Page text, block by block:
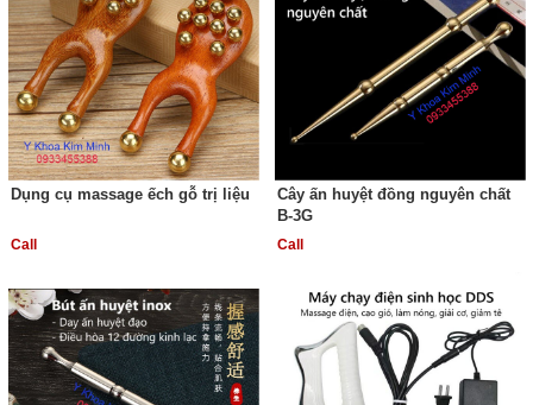
Dụng cụ massage ếch gỗ trị liệu
Call
Cây ấn huyệt đồng nguyên chất
B-3G
Call